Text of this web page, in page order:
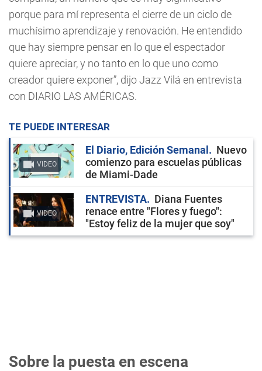
porque para mí representa el cierre de un ciclo de
muchísimo aprendizaje y renovación. He entendido
que hay siempre pensar en lo que el espectador
quiere apreciar, y no tanto en lo que uno como
creador quiere exponer”, dijo Jazz Vilá en entrevista
con DIARIO LAS AMÉRICAS.
TE PUEDE INTERESAR
VIDEO
El Diario, Edición Semanal
Nuevo
comienzo para escuelas públicas
de Miami-Dade
VIDEO
ENTREVISTA
Diana Fuentes
renace entre "Flores y fuego":
"Estoy feliz de la mujer que soy"
Sobre la puesta en escena